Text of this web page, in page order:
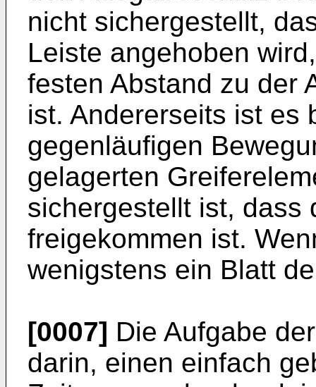
nicht sichergestellt,
Leiste angehoben
festen Abstand zu der
ist. Andererseits ist es
gegenläufigen
gelagerten
sichergestellt ist, dass
freigekommen ist.
wenigstens ein Blatt
[0007] Die Aufgabe
darin, einen einfach